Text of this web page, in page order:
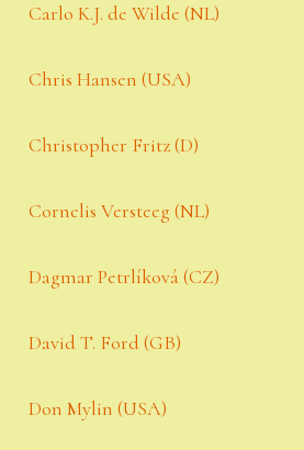
Carlo K.J. de Wilde (NL)
Chris Hansen (USA)
Christopher Fritz (D)
Cornelis Versteeg (NL)
Dagmar Petrlíková (CZ)
David T. Ford (GB)
Don Mylin (USA)